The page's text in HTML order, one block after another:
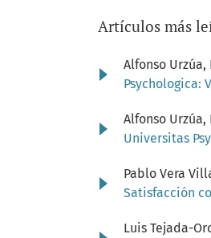
Artículos más
Alfonso
Psychologica:
Alfonso Urzúa,
Universitas
Pablo Vera
Satisfacción
Luis Tejada-